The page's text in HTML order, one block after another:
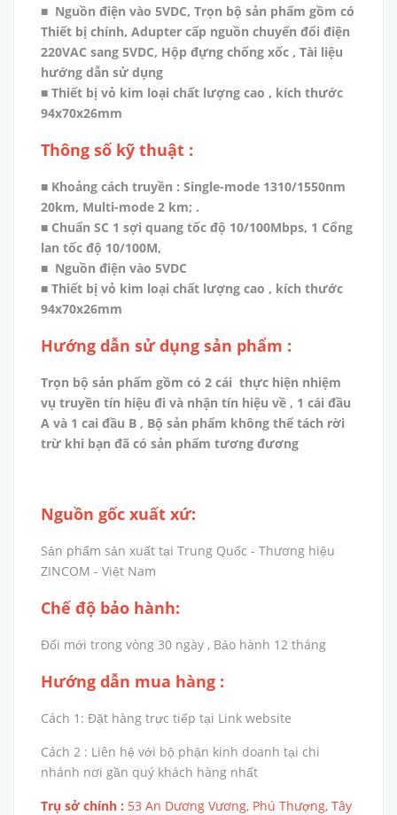
■ Nguồn điện vào 5VDC, Trọn bộ sản phẩm gồm có
Thiết bị chính, Adupter cấp nguồn chuyển đổi điện
220VAC sang 5VDC, Hộp đựng chống xốc , Tài liệu
hướng dẫn sử dụng
■ Thiết bị vỏ kim loại chất lượng cao , kích thước
94x70x26mm
Thông số kỹ thuật :
■ Khoảng cách truyền : Single-mode 1310/1550nm
20km, Multi-mode 2 km; .
■ Chuẩn SC 1 sợi quang tốc độ 10/100Mbps, 1 Cổng
lan tốc độ 10/100M,
■ Nguồn điện vào 5VDC
■ Thiết bị vỏ kim loại chất lượng cao , kích thước
94x70x26mm
Hướng dẫn sử dụng sản phẩm :
Trọn bộ sản phẩm gồm có 2 cái thực hiện nhiệm
vụ truyền tín hiệu đi và nhận tín hiệu về , 1 cái đầu
A và 1 cai đầu B , Bộ sản phẩm không thể tách rời
trừ khi bạn đã có sản phẩm tương đương
Nguồn gốc xuất xứ:
Sản phẩm sản xuất tại Trung Quốc - Thương hiệu
ZINCOM - Việt Nam
Chế độ bảo hành:
Đổi mới trong vòng 30 ngày , Bảo hành 12 tháng
Hướng dẫn mua hàng :
Cách 1: Đặt hàng trực tiếp tại Link website
Cách 2 : Liên hệ với bộ phận kinh doanh tại chi
nhánh nơi gần quý khách hàng nhất
Trụ sở chính : 53 An Dương Vương, Phú Thượng, Tây